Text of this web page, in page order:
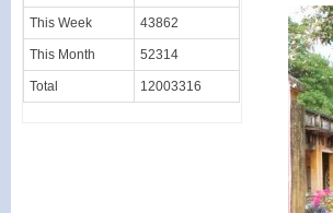
This Week 43862
This Month 52314
Total 12003316